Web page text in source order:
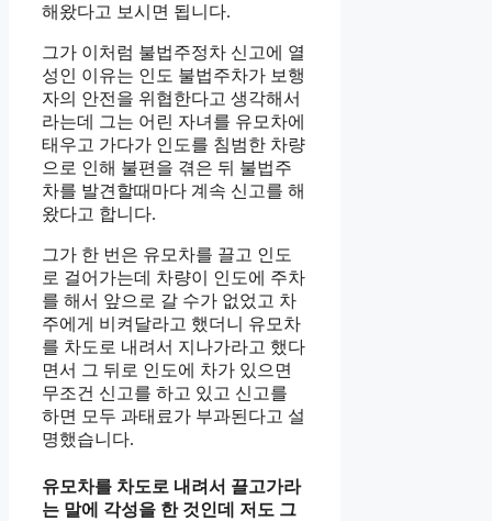
해왔다고 보시면 됩니다.
그가 이처럼 불법주정차 신고에 열
성인 이유는 인도 불법주차가 보행
자의 안전을 위협한다고 생각해서
라는데 그는 어린 자녀를 유모차에
태우고 가다가 인도를 침범한 차량
으로 인해 불편을 겪은 뒤 불법주
차를 발견할때마다 계속 신고를 해
왔다고 합니다.
그가 한 번은 유모차를 끌고 인도
로 걸어가는데 차량이 인도에 주차
를 해서 앞으로 갈 수가 없었고 차
주에게 비켜달라고 했더니 유모차
를 차도로 내려서 지나가라고 했다
면서 그 뒤로 인도에 차가 있으면
무조건 신고를 하고 있고 신고를
하면 모두 과태료가 부과된다고 설
명했습니다.
유모차를 차도로 내려서 끌고가라
는 말에 각성을 한 것인데 저도 그